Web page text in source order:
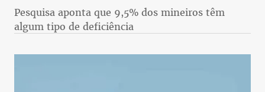
Pesquisa aponta que 9,5% dos mineiros têm
algum tipo de deficiência